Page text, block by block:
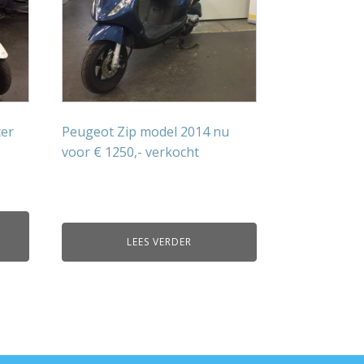
Peugeot Zip model 2014 nu
voor € 1250,- verkocht
LEES VERDER